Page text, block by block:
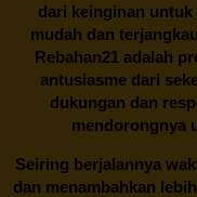
dari keinginan untuk
mudah dan
Rebahan21 adalah
antusiasme dari
dukungan dan
mendorongnya
Seiring berjalannya
dan menambahkan